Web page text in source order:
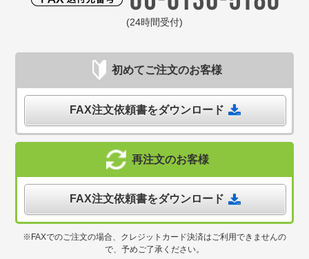
(24時間受付)
初めてご注文のお客様
FAX注文依頼書をダウンロード
再注文のお客様
FAX注文依頼書をダウンロード
※FAXでのご注文の場合、クレジットカード決済はご利用できませんの
で、予めご了承ください。